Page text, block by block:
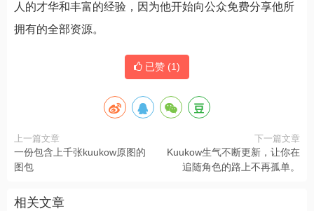
人的才华和丰富的经验，因为他开始向公众免费分享他所
拥有的全部资源。
已赞 (1)
上一篇文章
一份包含上千张kuukow原图的
图包
下一篇文章
Kuukow生气不断更新，让你在
追随角色的路上不再孤单。
相关文章